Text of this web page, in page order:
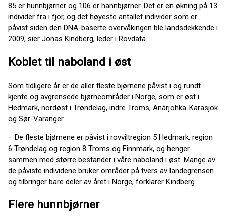
85 er hunnbjørner og 106 er hannbjørner. Det er en økning på 13
individer fra i fjor, og det høyeste antallet individer som er
påvist siden den DNA-baserte overvåkingen ble landsdekkende i
2009, sier Jonas Kindberg, leder i Rovdata.
Koblet til naboland i øst
Som tidligere år er de aller fleste bjørnene påvist i og rundt
kjente og avgrensede bjørneområder i Norge, som er øst i
Hedmark, nordøst i Trøndelag, indre Troms, Anárjohka-Karasjok
og Sør-Varanger.
– De fleste bjørnene er påvist i rovviltregion 5 Hedmark, region
6 Trøndelag og region 8 Troms og Finnmark, og henger
sammen med større bestander i våre naboland i øst. Mange av
de påviste individene bruker områder på tvers av landegrensen
og tilbringer bare deler av året i Norge, forklarer Kindberg.
Flere hunnbjørner